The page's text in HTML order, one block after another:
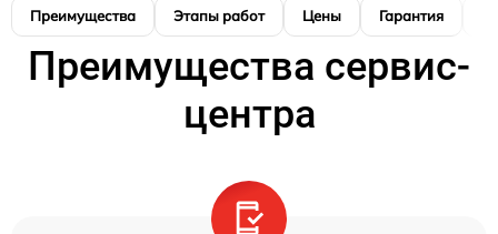
Преимущества Этапы работ Цены Гарантия
Преимущества сервис-
центра